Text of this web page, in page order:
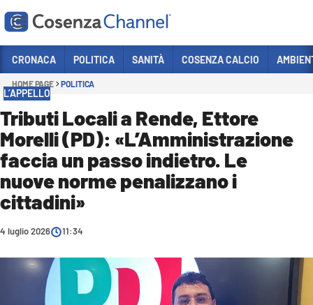
Sezioni
CRONACA
POLITICA
COSENZA CALCIO
ECONOMIA E LAVORO
ITALIA MONDO
SANITÀ
SPORT
CULTURA
CRONACA POLITICA SANITÀ COSENZA CALCIO
HOME PAGE POLITICA
L’APPELLO
Tributi Locali a Rende, Ettore
Morelli (PD): «L’Amministrazione
faccia un passo indietro. Le
nuove norme penalizzano i
cittadini»
4 luglio 2026 11:34